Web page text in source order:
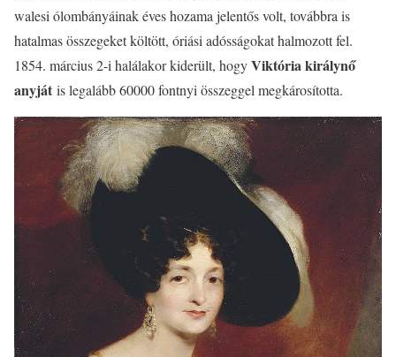
walesi ólombányáinak éves hozama jelentős volt, továbbra is
hatalmas összegeket költött, óriási adósságokat halmozott fel.
1854. március 2-i halálakor kiderült, hogyViktória királynő
anyját is legalább 60000 fontnyi összeggel megkárosította.